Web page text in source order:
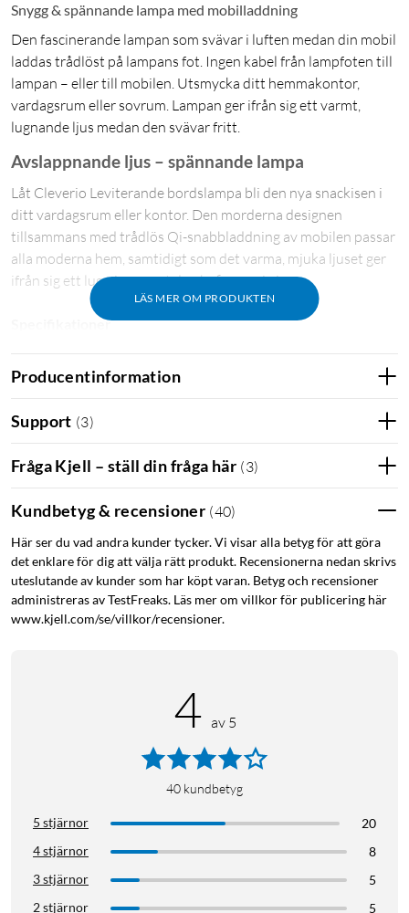
Snygg & spännande lampa med mobilladdning
Den fascinerande lampan som svävar i luften medan din mobil
laddas trådlöst på lampans fot. Ingen kabel från lampfoten till
lampan – eller till mobilen. Utsmycka ditt hemmakontor,
vardagsrum eller sovrum. Lampan ger ifrån sig ett varmt,
lugnande ljus medan den svävar fritt.
LÄS MER OM PRODUKTEN
Avslappnande ljus – spännande lampa
Låt Cleverio Leviterande bordslampa bli den nya snackisen i
ditt vardagsrum eller kontor. Den morderna designen
tillsammans med trådlös Qi-snabbladdning av mobilen passar
alla moderna hem, samtidigt som det varma, mjuka ljuset ger
ifrån sig ett lugn i rummet den befinner sig i.
Specifikationer
Effekt lampa: 5 W. Effekt Qi-laddning: 5 W (5 V, 1 A), Qi
version 1.2.4. Trådlös qi-laddning är kompatibel med iPhone
och Android-mobiler. Färgtemperatur: 2650 K. Levereras med
nätadapter. Höjd: 378 mm. Mått lampans bas: 148x91x22 mm.
Svävande lampa
Producentinformation
Support (3)
Fråga Kjell – ställ din fråga här (3)
Kundbetyg & recensioner (40)
Här ser du vad andra kunder tycker. Vi visar alla betyg för att göra
det enklare för dig att välja rätt produkt. Recensionerna nedan skrivs
uteslutande av kunder som har köpt varan. Betyg och recensioner
administreras av TestFreaks. Läs mer om villkor för publicering här
www.kjell.com/se/villkor/recensioner.
4 av 5
40 kundbetyg
5 stjärnor
20
4 stjärnor
8
3 stjärnor
5
2 stjärnor
5